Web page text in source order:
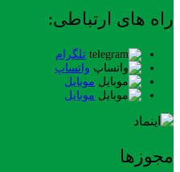
راه های ارتباطی:
تلگرام
واتساپ
موبایل
موبایل
مجوزها